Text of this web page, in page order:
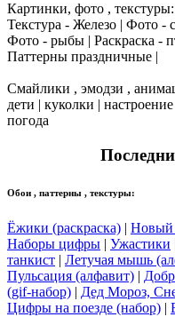
Картинки, фото , текстуры:
Текстура - Железо | Фото -
Фото - рыбы | Раскраска -
Паттерны праздничные |
Смайлики , эмодзи ,
дети | куколки |
погода
Обои , паттерны , текстуры:
Ёжики (раскраска) | Новый
Наборы цифры | Ужастики
танкист | Летучая мышь
Пульсация (алфавит) |
(gif-набор) | Дед Мороз,
Цифры на поезде (набор) |